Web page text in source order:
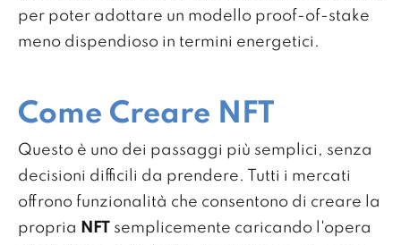
per poter adottare un modello proof-of-stake
meno dispendioso in termini energetici.
Come Creare NFT
Questo è uno dei passaggi più semplici, senza
decisioni difficili da prendere. Tutti i mercati
offrono funzionalità che consentono di creare la
propria NFT semplicemente caricando l'opera